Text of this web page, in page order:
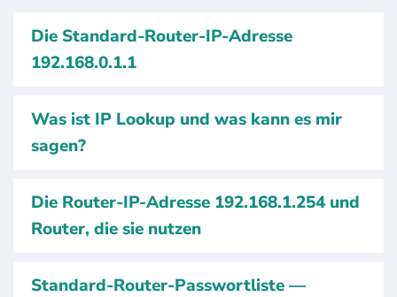
Die Standard-Router-IP-Adresse
192.168.0.1.1
Was ist IP Lookup und was kann es mir
sagen?
Die Router-IP-Adresse 192.168.1.254 und
Router, die sie nutzen
Standard-Router-Passwortliste —